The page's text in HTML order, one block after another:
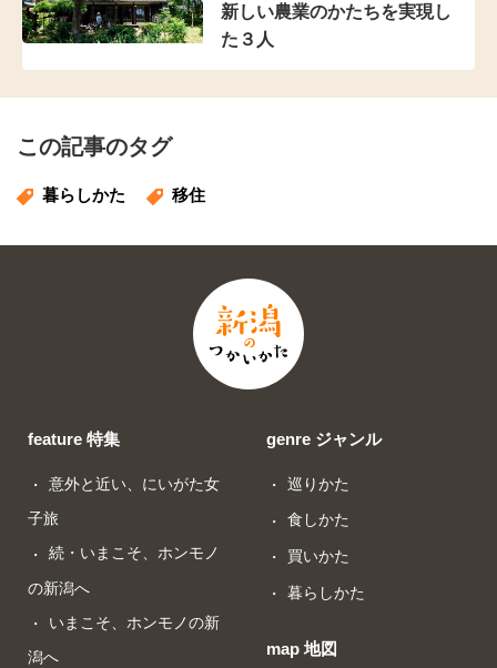
新しい農業のかたちを実現し
た３人
この記事のタグ
暮らしかた 移住
feature 特集
意外と近い、にいがた女
子旅
続・いまこそ、ホンモノ
の新潟へ
いまこそ、ホンモノの新
潟へ
genre ジャンル
巡りかた
食しかた
買いかた
暮らしかた
map 地図